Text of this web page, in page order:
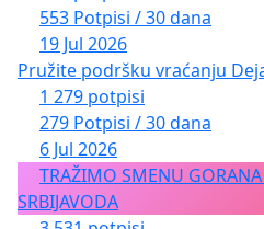
553 Potpisi / 30 dana
19 Jul 2026
Pružite podršku vraćanju
1 279 potpisi
279 Potpisi / 30 dana
6 Jul 2026
TRAŽIMO SMENU
SRBIJAVODA